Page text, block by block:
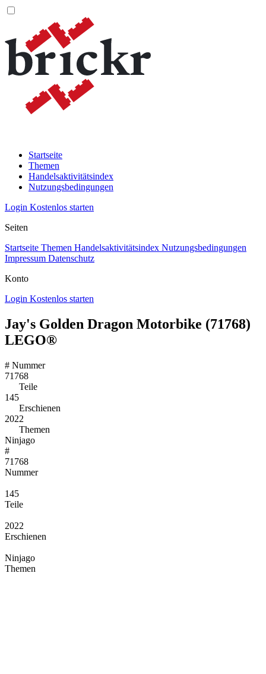
Startseite
Themen
Handelsaktivitätsindex
Nutzungsbedingungen
Login Kostenlos starten
Seiten
Startseite Themen Handelsaktivitätsindex Nutzungsbedingungen
Impressum Datenschutz
Konto
Login Kostenlos starten
Jay's Golden Dragon Motorbike (71768)
LEGO®
# Nummer
71768
Teile
145
Erschienen
2022
Themen
Ninjago
#
71768
Nummer
145
Teile
2022
Erschienen
Ninjago
Themen